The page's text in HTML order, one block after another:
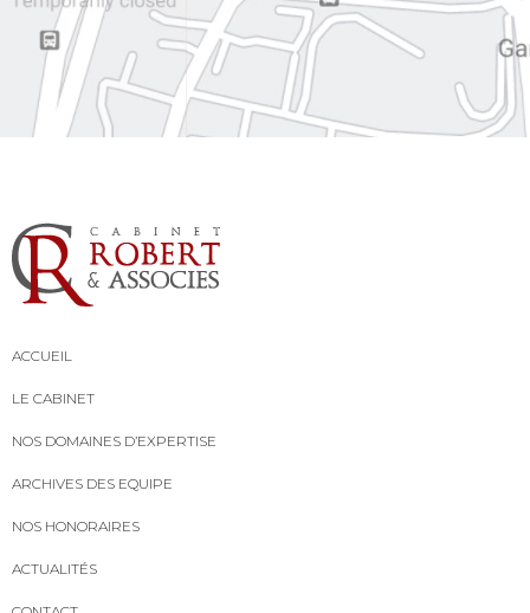
ACCUEIL
LE CABINET
NOS DOMAINES D’EXPERTISE
ARCHIVES DES EQUIPE
NOS HONORAIRES
ACTUALITÉS